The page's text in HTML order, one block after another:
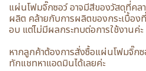
แผ่นโฟมจิ๊กซอว์ อาจมีสีของวัสดุที่คล
ผลิต คล้ายกับการผลิตของกระเบื้อง
อบ แต่ไม่มีผลกระทบต่อการใช้งานค่ะ
หากลูกค้าต้องการสั่งซื้อแผ่นโฟมจิ๊ก
ทักแชทหาแอดมินได้เลยค่ะ